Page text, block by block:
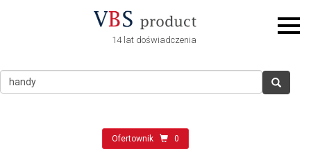
14 lat doświadczenia
Ofertownik 0